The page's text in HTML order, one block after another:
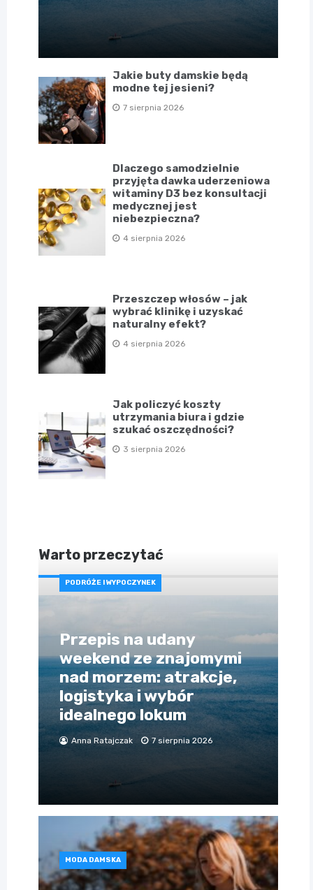
Jakie buty damskie będą
modne tej jesieni?
7 sierpnia 2026
Dlaczego samodzielnie
przyjęta dawka uderzeniowa
witaminy D3 bez konsultacji
medycznej jest
niebezpieczna?
4 sierpnia 2026
Przeszczep włosów – jak
wybrać klinikę i uzyskać
naturalny efekt?
4 sierpnia 2026
Jak policzyć koszty
utrzymania biura i gdzie
szukać oszczędności?
3 sierpnia 2026
Warto przeczytać
PODRÓŻE I WYPOCZYNEK
Przepis na udany
weekend ze znajomymi
nad morzem: atrakcje,
logistyka i wybór
idealnego lokum
Anna Ratajczak 7 sierpnia 2026
MODA DAMSKA